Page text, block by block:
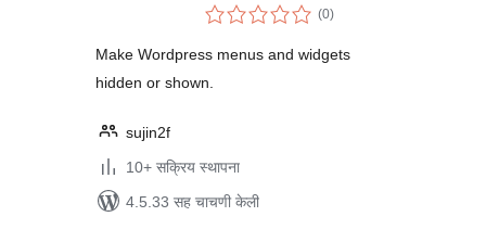
(0एकूण
मूल्यांकन
)
Make Wordpress menus and widgets
hidden or shown.
sujin2f
10+ सक्रिय स्थापना
4.5.33 सह चाचणी केली